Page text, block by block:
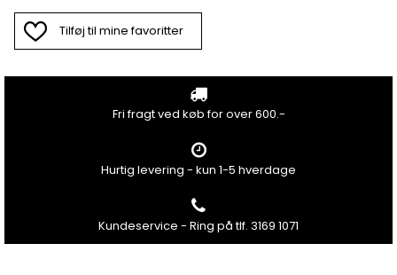
Tilføj til mine favoritter
Fri fragt ved køb for over 600.-
Hurtig levering - kun 1-5 hverdage
Kundeservice - Ring på tlf. 3169 1071